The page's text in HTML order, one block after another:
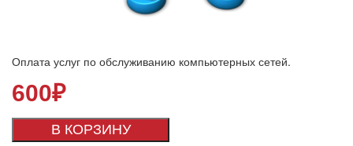
Оплата услуг по обслуживанию компьютерных сетей.
600₽
В КОРЗИНУ